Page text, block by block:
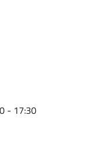
- 17:30